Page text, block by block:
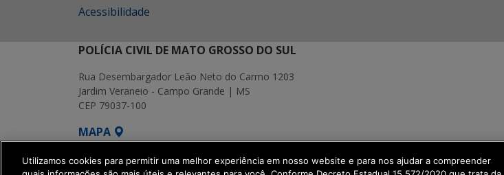
Acessibilidade
POLÍCIA CIVIL DE MATO GROSSO DO SUL
Rua Desembargador Leão Neto do Carmo 1203
Jardim Veraneio - Campo Grande | MS
CEP 79037-100
MAPA
SETDIG | Secretaria-Executiva de Transformação Digital
Utilizamos cookies para permitir uma melhor experiência em nosso website e para nos ajudar a compreender